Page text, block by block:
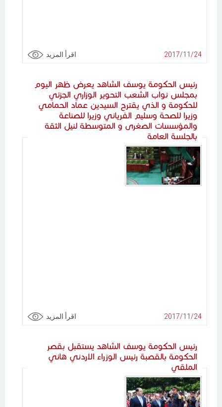
2017/11/24 اقرأ المزيد
رئيس الحكومة يوسف الشاهد يعرض ظهر اليوم
بمجلس نواب الشعب التحوير الوزاري الجزئي
للحكومة و الذي يقترح السيدين عماد الحمامي
وزيرا للصحة وسليم الفرياني وزيرا للصناعة
والمؤسسات الصغرى و المتوسطة لنيل الثقة
بالجلسة العامة
2017/11/24 اقرأ المزيد
رئيس الحكومة يوسف الشاهد يستقبل بقصر
الحكومة بالقصبة رئيس الوزراء الاردني هاني
الملقي